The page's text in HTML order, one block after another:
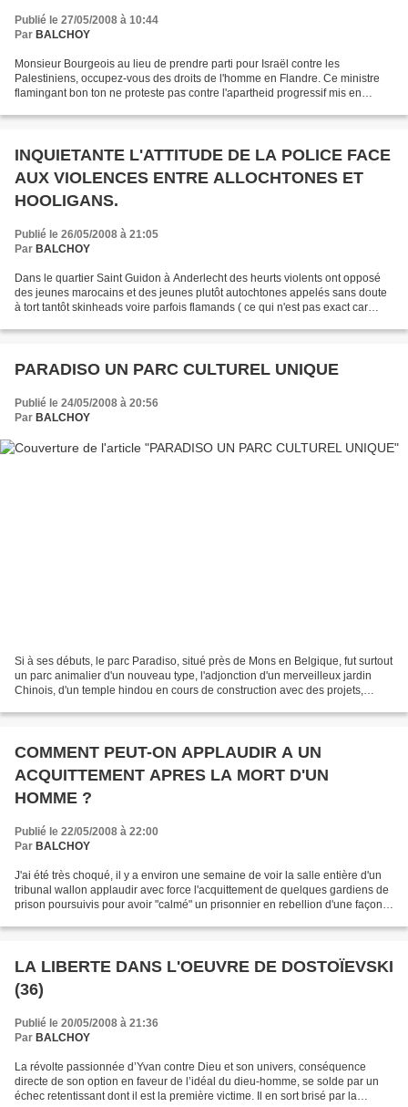
Publié le 27/05/2008 à 10:44
Par BALCHOY
Monsieur Bourgeois au lieu de prendre parti pour Israël contre les
Palestiniens, occupez-vous des droits de l'homme en Flandre. Ce ministre
flamingant bon ton ne proteste pas contre l'apartheid progressif mis en
INQUIETANTE L'ATTITUDE DE LA POLICE FACE
AUX VIOLENCES ENTRE ALLOCHTONES ET
HOOLIGANS.
Publié le 26/05/2008 à 21:05
Par BALCHOY
Dans le quartier Saint Guidon à Anderlecht des heurts violents ont opposé
des jeunes marocains et des jeunes plutôt autochtones appelés sans doute
à tort tantôt skinheads voire parfois flamands ( ce qui n'est pas exact car
PARADISO UN PARC CULTUREL UNIQUE
Publié le 24/05/2008 à 20:56
Par BALCHOY
Si à ses débuts, le parc Paradiso, situé près de Mons en Belgique, fut surtout
un parc animalier d'un nouveau type, l'adjonction d'un merveilleux jardin
Chinois, d'un temple hindou en cours de construction avec des projets,
COMMENT PEUT-ON APPLAUDIR A UN
ACQUITTEMENT APRES LA MORT D'UN
HOMME ?
Publié le 22/05/2008 à 22:00
Par BALCHOY
J'ai été très choqué, il y a environ une semaine de voir la salle entière d'un
tribunal wallon applaudir avec force l'acquittement de quelques gardiens de
prison poursuivis pour avoir "calmé" un prisonnier en rebellion d'une façon
LA LIBERTE DANS L'OEUVRE DE DOSTOÏEVSKI
(36)
Publié le 20/05/2008 à 21:36
Par BALCHOY
La révolte passionnée d’Yvan contre Dieu et son univers, conséquence
directe de son option en faveur de l’idéal du dieu-homme, se solde par un
échec retentissant dont il est la première victime. Il en sort brisé par la